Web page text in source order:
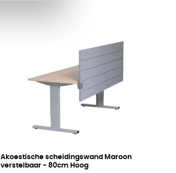
Akoestische scheidingswand Maroon
verstelbaar -80cm Hoog